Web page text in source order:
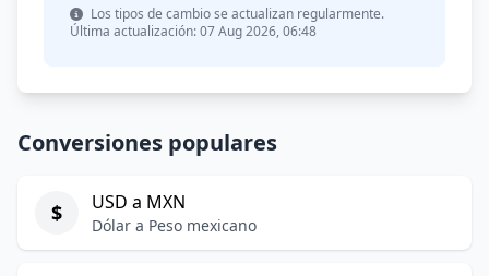
Los tipos de cambio se actualizan regularmente.
Última actualización: 07 Aug 2026, 06:48
Conversiones populares
$ USD a MXN
Dólar a Peso mexicano